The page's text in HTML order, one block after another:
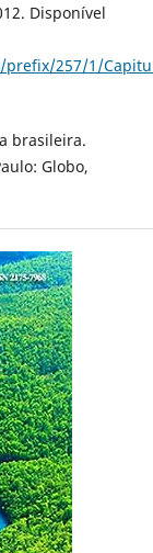
Disponível
257/1/
brasileira.
Globo,